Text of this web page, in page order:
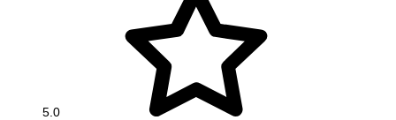
5.0